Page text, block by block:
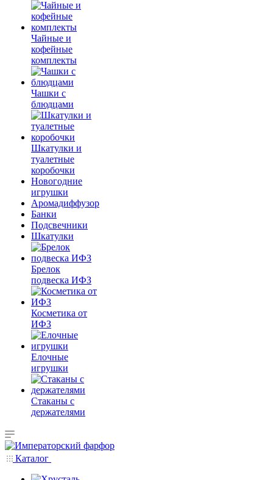
Чайные и
кофейные
комплекты
Чашки с
блюдцами
Шкатулки и
туалетные
коробочки
Новогодние
игрушки
Аромадиффузор
Банки
Подсвечники
Шкатулки
Брелок
подвеска ИФЗ
Косметика от
ИФЗ
Елочные
игрушки
Стаканы с
держателями
Каталог